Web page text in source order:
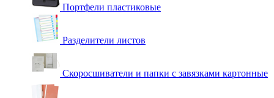
Портфели пластиковые
Разделители листов
Скоросшиватели и папки с завязками картонные